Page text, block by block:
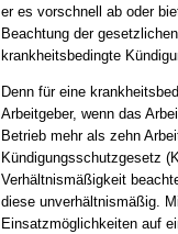
er es vorschnell ab oder
Beachtung der
krankheitsbedingte
Denn für eine
Arbeitgeber, wenn das
Betrieb mehr als zehn
Kündigungsschutzgesetz
Verhältnismäßigkeit
diese unverhältnismäßig.
Einsatzmöglichkeiten auf